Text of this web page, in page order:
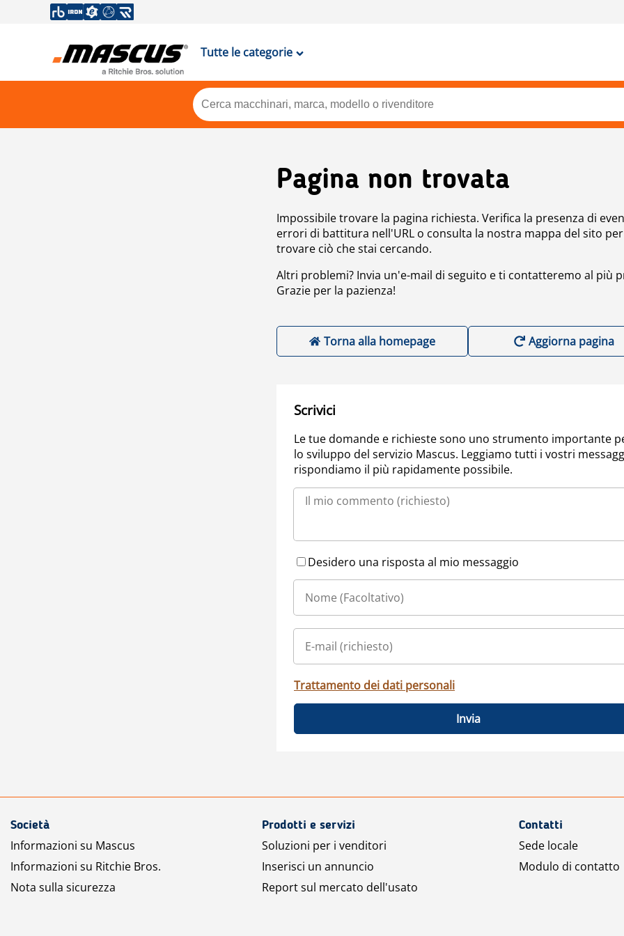
Tutte le categorie
Pagina non trovata
Impossibile trovare la pagina richiesta. Verifica la presenza di
errori di battitura nell'URL o consulta la nostra mappa del sito per
trovare ciò che stai cercando.
Altri problemi? Invia un'e-mail di seguito e ti contatteremo al più
Grazie per la pazienza!
Torna alla homepage Aggiorna pagina
Scrivici
Le tue domande e richieste sono uno strumento importante
lo sviluppo del servizio Mascus. Leggiamo tutti i vostri
rispondiamo il più rapidamente possibile.
Desidero una risposta al mio messaggio
Trattamento dei dati personali
Invia
Società
Informazioni su Mascus
Informazioni su Ritchie Bros.
Nota sulla sicurezza
Prodotti e servizi
Soluzioni per i venditori
Inserisci un annuncio
Report sul mercato dell'usato
Contatti
Sede locale
Modulo di contatto